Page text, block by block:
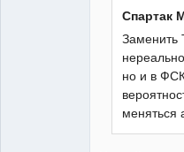
Спартак
Заменить
но и в
меняться